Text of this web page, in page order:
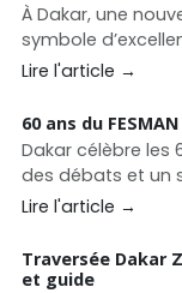
À Dakar, une
symbole
la mixologie : le
majeur en
des prestigieux
Lire l'article →
60 ans du
Dakar célèbre les
des débats et un
africaines. Un
Lire l'article →
Traversée Dakar
et guide